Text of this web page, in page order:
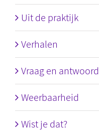
Uit de praktijk
Verhalen
Vraag en antwoord
Weerbaarheid
Wist je dat?